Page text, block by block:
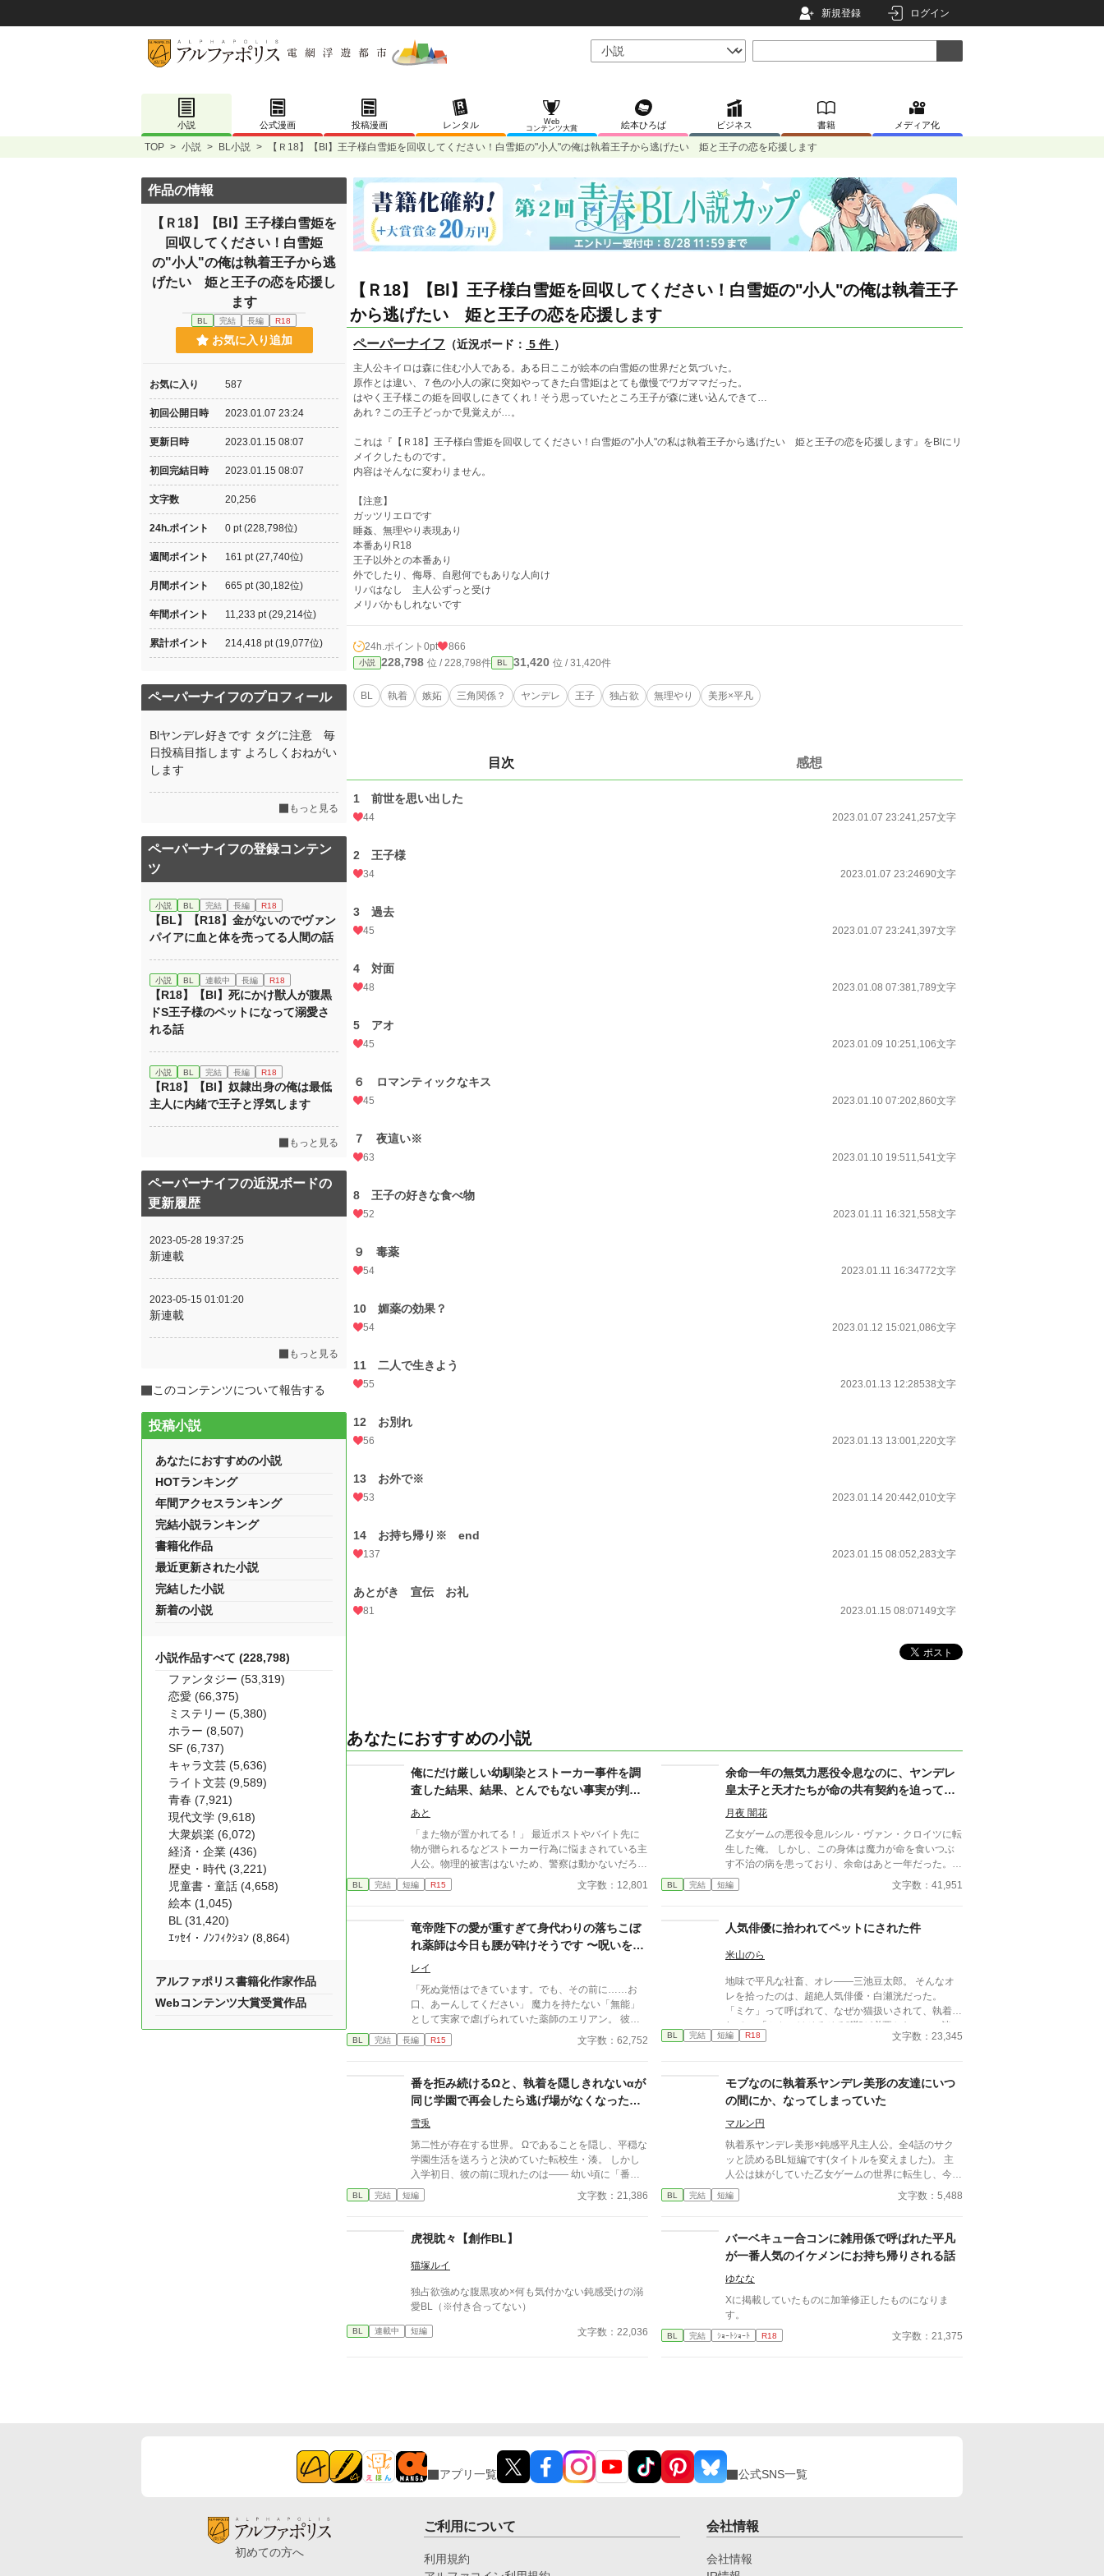
新規登録 ログイン
小説 公式漫画 投稿漫画 レンタル
Web
コンテンツ大賞
絵本ひろば ビジネス 書籍 メディア化
TOP > 小説 > BL小説 > 【Ｒ18】【Bl】王子様白雪姫を回収してください！白雪姫の"小人"の俺は執着王子から逃げたい 姫と王子の恋を応援します
【Ｒ18】【Bl】王子様白雪姫を回収してください！白雪姫の"小人"の俺は執着王子
から逃げたい 姫と王子の恋を応援します
ペーパーナイフ （近況ボード： 5 件 ）
主人公キイロは森に住む小人である。ある日ここが絵本の白雪姫の世界だと気づいた。
原作とは違い、７色の小人の家に突如やってきた白雪姫はとても傲慢でワガママだった。
はやく王子様この姫を回収しにきてくれ！そう思っていたところ王子が森に迷い込んできて…
あれ？この王子どっかで見覚えが…。
これは『【Ｒ18】王子様白雪姫を回収してください！白雪姫の"小人"の私は執着王子から逃げたい 姫と王子の恋を応援します』をBlにリ
メイクしたものです。
内容はそんなに変わりません。
【注意】
ガッツリエロです
睡姦、無理やり表現あり
本番ありR18
王子以外との本番あり
外でしたり、侮辱、自慰何でもありな人向け
リバはなし 主人公ずっと受け
メリバかもしれないです
24h.ポイント 0pt 866
小説 228,798 位 / 228,798件 BL 31,420 位 / 31,420件
BL 執着 嫉妬 三角関係？ ヤンデレ 王子 独占欲 無理やり 美形×平凡
目次 感想
1 前世を思い出した
44 2023.01.07 23:241,257文字
2 王子様
34 2023.01.07 23:24690文字
3 過去
45 2023.01.07 23:241,397文字
4 対面
48 2023.01.08 07:381,789文字
5 アオ
45 2023.01.09 10:251,106文字
６ ロマンティックなキス
45 2023.01.10 07:202,860文字
７ 夜這い※
63 2023.01.10 19:511,541文字
8 王子の好きな食べ物
52 2023.01.11 16:321,558文字
９ 毒薬
54 2023.01.11 16:34772文字
10 媚薬の効果？
54 2023.01.12 15:021,086文字
11 二人で生きよう
55 2023.01.13 12:28538文字
12 お別れ
56 2023.01.13 13:001,220文字
13 お外で※
53 2023.01.14 20:442,010文字
14 お持ち帰り※ end
137 2023.01.15 08:052,283文字
あとがき 宣伝 お礼
81 2023.01.15 08:07149文字
あなたにおすすめの小説
俺にだけ厳しい幼馴染とストーカー事件を調
査した結果、結果、とんでもない事実が判明
した
あと
「また物が置かれてる！」 最近ポストやバイト先に
物が贈られるなどストーカー行為に悩まされている主
人公。物理的被害はないため、警察は動かないだろう
から、自分にだけ厳しいチャラ男幼馴染を味方につ
け、自分たちだけで調査することに。なんとかストー
に…？ ⚠️ヤンデレ、ストーカー要素が含まれていま
す。 攻めが重度のヤンデレです。自衛してくださ
い。 ちょっと怖い場面が含まれています。 ミステリ
ー要素があります。 一応ハピエンです。 主人公:七瀬
明 幼馴染:月城颯 ストーカー:不明 ひよったら消しま
す。 誤字脱字はサイレント修正します。 内容も時々
サイレント修正するかもです。 定期的にタグ整理し
ます。 批判・中傷コメントはお控えください。 見つ
け次第削除いたします。
BL 完結 短編 R15 文字数：12,801
余命一年の無気力悪役令息なのに、ヤンデレ
皇太子と天才たちが命の共有契約を迫ってく
る
月夜 闇花
乙女ゲームの悪役令息ルシル・ヴァン・クロイツに転
生した俺。 しかし、この身体は魔力が命を食いつぶ
す不治の病を患っており、余命はあと一年だった。
どうせ死ぬなら、シナリオの破滅フラグを回避し、誰
の記憶にも残らず静かに消え去りたい。 そう願って
が、それがすべての狂気の始まりだった。 「君の手
破棄は認めない」 何も望まず、ただ消えようとする
支配欲と執着に火をつけてしまう。 ヤンデレ王太子
アルフレッドの圧倒的な拘束。 実直な騎士ガレッド
の盲目的な献身。 天才魔術師ノアの狂気的な探究。
ルシルが死の淵へ沈み込もうとしたとき、三人は神の
理に逆らう禁忌の魔術を実行する。 それは、自らの
い。永遠に、私たちと共にあるんだ」 死んで逃げる
ことすら許されない豪奢な鳥籠の中、悪役令息は息が
執着BLファンタジー、ここに開幕。
BL 完結 短編 文字数：41,951
竜帝陛下の愛が重すぎて身代わりの落ちこぼ
れ薬師は今日も腰が砕けそうです 〜呪いを解
いたら一生離さないと宣言されました〜
レイ
「死ぬ覚悟はできています。でも、その前に……お
口、あーんしてください」 魔力を持たない「無能」
として実家で虐げられていた薬師のエリアン。 彼に
下されたのは、触れるものすべてを焼き尽くす「死の
竜帝」ヴァレリウスへの、身代わりの婚姻だった。
BL 完結 長編 R15 文字数：62,752
人気俳優に拾われてペットにされた件
米山のら
地味で平凡な社畜、オレ――三池豆太郎。 そんなオ
レを拾ったのは、超絶人気俳優・白瀬洸だった。
「ミケ」って呼ばれて、なぜか猫扱いされて、執着さ
れて。 「ミケにはそろそろ“躾”が必要かな」――洸の
優しい笑顔の裏には、底なしの狂気が潜んでいた。
BL 完結 短編 R18 文字数：23,345
番を拒み続けるΩと、執着を隠しきれないαが
同じ学園で再会したら逃げ場がなくなった話
――優等生αの過保護な束縛は恋か支配か
雪兎
第二性が存在する世界。 Ωであることを隠し、平穏な
学園生活を送ろうと決めていた転校生・湊。 しかし
入学初日、彼の前に現れたのは―― 幼い頃に「番に
なろう」と言ってきた幼馴染のα・蓮だった。 成績優
秀、容姿端麗、生徒から絶大な信頼を集める完璧な
いことを。 「大丈夫、全部管理してあげる」 「君が
友関係、体調管理。 いつの間にか整えられていく環
気のないα。 これは保護か、それとも束縛か。 閉じた
学園の中で、二人の関係は静かに歪み始める――。
BL 完結 短編 文字数：21,386
モブなのに執着系ヤンデレ美形の友達にいつ
の間にか、なってしまっていた
マルン円
執着系ヤンデレ美形×鈍感平凡主人公。全4話のサク
ッと読めるBL短編です(タイトルを変えました)。 主
人公は妹がしていた乙女ゲームの世界に転生し、今は
ロニーとして地味な高校生活を送っている。内気なロ
ニーが気軽に学校で話せる友達は同級生のエドだけ
しかし、ロニーはある日、髪をばっさり切ってイメチ
ェンしたエドを見て、エドがヒロインに執着しまくる
メインキャラの一人だったことを思い出す。 平凡な
生活を送りたいロニーは、これからヒロインのことを
好きになるであろうエドとは距離を置こうと決意す
る。 タイトルを変えました。 前のタイトルは、「モ
ブなのに、いつのまにかヒロインに執着しまくるキャ
ラの友達になってしまっていた」です。 急に変えて
BL 完結 短編 文字数：5,488
虎視眈々【創作BL】
猫塚ルイ
独占欲強めな腹黒攻め×何も気付かない鈍感受けの溺
愛BL（※付き合ってない）
BL 連載中 短編 文字数：22,036
バーベキュー合コンに雑用係で呼ばれた平凡
が一番人気のイケメンにお持ち帰りされる話
ゆなな
Xに掲載していたものに加筆修正したものになりま
す。
BL 完結 ｼｮｰﾄｼｮｰﾄ R18 文字数：21,375
作品の情報
【Ｒ18】【Bl】王子様白雪姫を
回収してください！白雪姫
の"小人"の俺は執着王子から逃
げたい 姫と王子の恋を応援し
ます
BL 完結 長編 R18
お気に入り追加
お気に入り 587
初回公開日時 2023.01.07 23:24
更新日時 2023.01.15 08:07
初回完結日時 2023.01.15 08:07
文字数 20,256
24h.ポイント 0 pt (228,798位)
週間ポイント 161 pt (27,740位)
月間ポイント 665 pt (30,182位)
年間ポイント 11,233 pt (29,214位)
累計ポイント 214,418 pt (19,077位)
ペーパーナイフのプロフィール
Blヤンデレ好きです タグに注意 毎
日投稿目指します よろしくおねがい
します
もっと見る
ペーパーナイフの登録コンテン
ツ
小説 BL 完結 長編 R18
【BL】【R18】金がないのでヴァン
パイアに血と体を売ってる人間の話
小説 BL 連載中 長編 R18
【R18】【Bl】死にかけ獣人が腹黒
ドS王子様のペットになって溺愛さ
れる話
小説 BL 完結 長編 R18
【R18】【Bl】奴隷出身の俺は最低
主人に内緒で王子と浮気します
もっと見る
ペーパーナイフの近況ボードの
更新履歴
2023-05-28 19:37:25
新連載
2023-05-15 01:01:20
新連載
もっと見る
このコンテンツについて報告する
投稿小説
あなたにおすすめの小説
HOTランキング
年間アクセスランキング
完結小説ランキング
書籍化作品
最近更新された小説
完結した小説
新着の小説
小説作品すべて (228,798)
ファンタジー (53,319)
恋愛 (66,375)
ミステリー (5,380)
ホラー (8,507)
SF (6,737)
キャラ文芸 (5,636)
ライト文芸 (9,589)
青春 (7,921)
現代文学 (9,618)
大衆娯楽 (6,072)
経済・企業 (436)
歴史・時代 (3,221)
児童書・童話 (4,658)
絵本 (1,045)
BL (31,420)
ｴｯｾｲ・ﾉﾝﾌｨｸｼｮﾝ (8,864)
アルファポリス書籍化作家作品
Webコンテンツ大賞受賞作品
アプリ一覧 公式SNS一覧
初めての方へ
ご利用について
利用規約
会社情報
会社情報